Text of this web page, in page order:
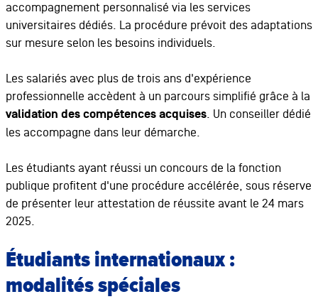
accompagnement personnalisé via les services
universitaires dédiés. La procédure prévoit des adaptations
sur mesure selon les besoins individuels.
Les salariés avec plus de trois ans d'expérience
professionnelle accèdent à un parcours simplifié grâce à la
validation des compétences acquises. Un conseiller dédié
les accompagne dans leur démarche.
Les étudiants ayant réussi un concours de la fonction
publique profitent d'une procédure accélérée, sous réserve
de présenter leur attestation de réussite avant le 24 mars
2025.
Étudiants internationaux :
modalités spéciales